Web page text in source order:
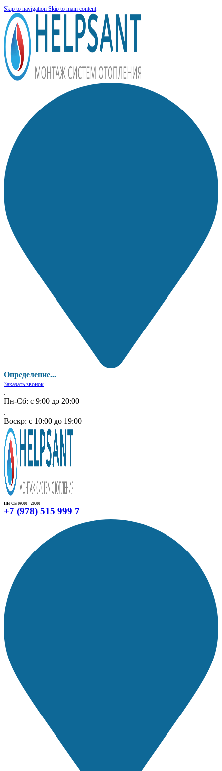
Skip to navigation Skip to main content
Определение...
Заказать звонок
.
Пн-Сб: с 9:00 до 20:00
.
Воскр: с 10:00 до 19:00
ПН-СБ 09:00 - 20:00
+7 (978) 515 999 7